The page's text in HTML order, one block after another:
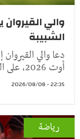
والي
الشبيبة
أوت 2026، على الساعة الخامسة والنصف مساءً، بالق
22:35 - 2026/08/08
رياضة